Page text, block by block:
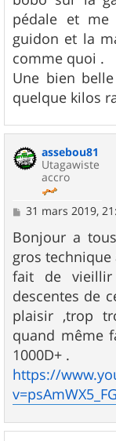
g
e
pédale et me
guidon et la
comme quoi .
Une bien
quelque kilos
assebou81
Utagawiste
accro
M
s
s
a
g
e
31 mars 2019,
Bonjour a
gros technique
fait de
descentes de
plaisir ,trop
quand même
1000D+ .
https://